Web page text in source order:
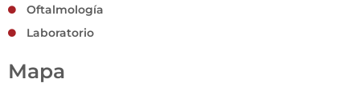
Oftalmología
Laboratorio
Mapa